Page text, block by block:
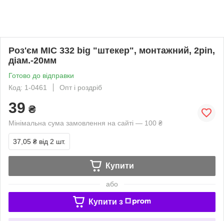
Роз'єм MIC 332 big "штекер", монтажний, 2pin,
діам.-20мм
Готово до відправки
Код: 1-0461
Опт і роздріб
39 ₴
Мінімальна сума замовлення на сайті — 100 ₴
37,05 ₴ від 2 шт.
Купити
або
Купити з